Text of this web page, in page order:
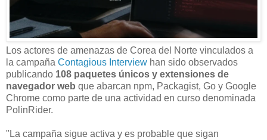
Los actores de amenazas de Corea del Norte vinculados a
la campaña Contagious Interview han sido observados
publicando 108 paquetes únicos y extensiones de
navegador web que abarcan npm, Packagist, Go y Google
Chrome como parte de una actividad en curso denominada
PolinRider.
"La campaña sigue activa y es probable que sigan